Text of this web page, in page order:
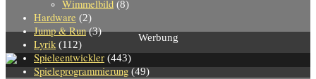
Wimmelbild (8)
Hardware (2)
Jump & Run(3)
Lyrik (112)
Spieleentwickler (443)
Spieleprogrammierung (49)
Werbung